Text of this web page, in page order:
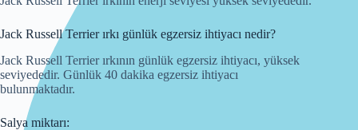
Jack Russell Terrier ırkı günlük egzersiz ihtiyacı nedir?
Jack Russell Terrier ırkının günlük egzersiz ihtiyacı, yüksek
seviyededir. Günlük 40 dakika egzersiz ihtiyacı
bulunmaktadır.
Salya miktarı: